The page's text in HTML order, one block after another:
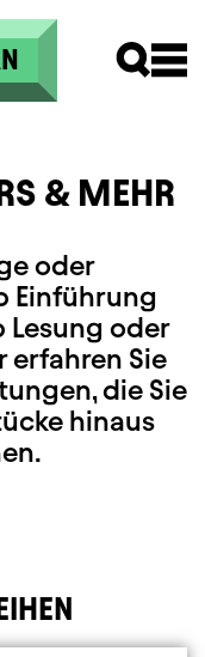
& MEHR
oder
Einführung
Lesung oder
erfahren Sie
die Sie
hinaus